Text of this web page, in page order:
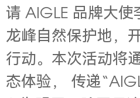
请 AIGLE 品牌大使
龙峰自然保护地，
行动。本次活动将
态体验，
传递